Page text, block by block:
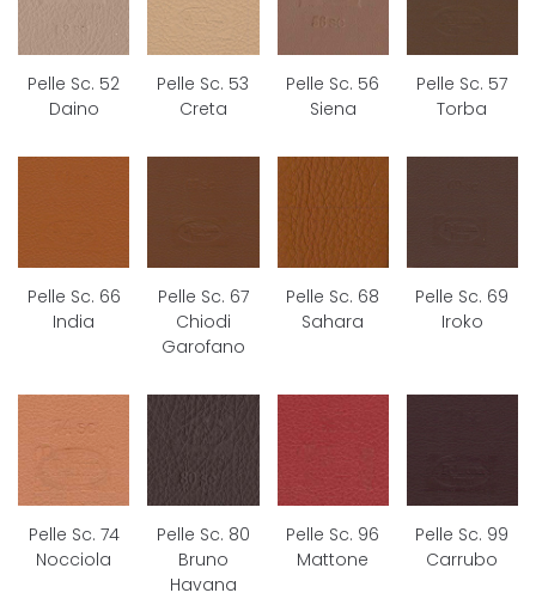
Pelle Sc. 52
Daino
Pelle Sc. 53
Creta
Pelle Sc. 56
Siena
Pelle Sc. 57
Torba
Pelle Sc. 66
India
Pelle Sc. 67
Chiodi
Garofano
Pelle Sc. 68
Sahara
Pelle Sc. 69
Iroko
Pelle Sc. 74
Nocciola
Pelle Sc. 80
Bruno
Havana
Pelle Sc. 96
Mattone
Pelle Sc. 99
Carrubo